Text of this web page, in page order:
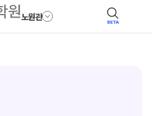
노원관 BETA